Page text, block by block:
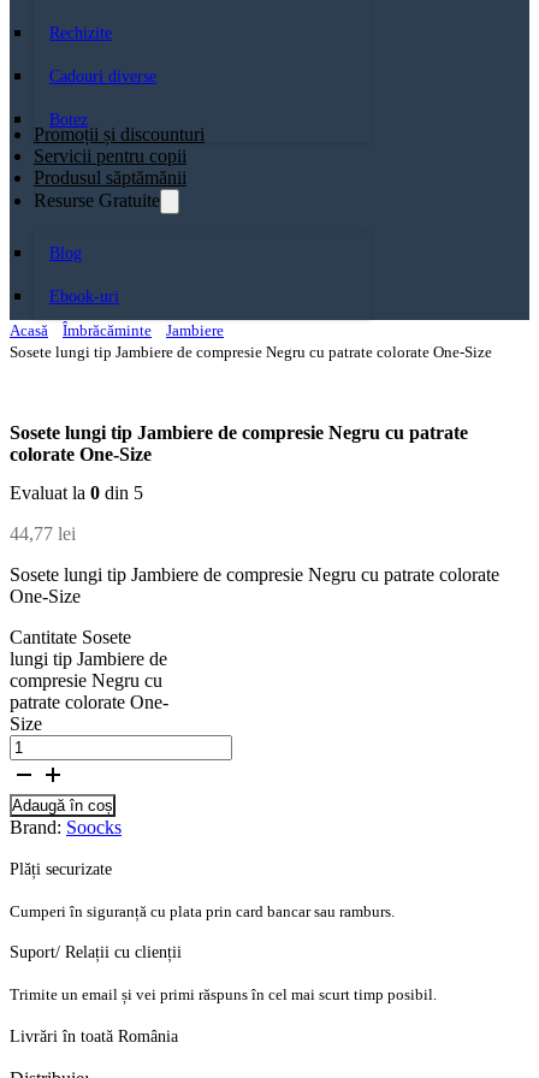
Rechizite
Cadouri diverse
Botez
Promoții și discounturi
Servicii pentru copii
Produsul săptămănii
Resurse Gratuite
Blog
Ebook-uri
Acasă
Îmbrăcăminte
Jambiere
Sosete lungi tip Jambiere de compresie Negru cu patrate colorate One-Size
Sosete lungi tip Jambiere de compresie Negru cu patrate
colorate One-Size
Evaluat la 0 din 5
44,77 lei
Sosete lungi tip Jambiere de compresie Negru cu patrate colorate
One-Size
Cantitate Sosete
lungi tip Jambiere de
compresie Negru cu
patrate colorate One-
Size
Adaugă în coș
Brand: Soocks
Plăți securizate
Cumperi în siguranță cu plata prin card bancar sau ramburs.
Suport/ Relații cu clienții
Trimite un email și vei primi răspuns în cel mai scurt timp posibil.
Livrări în toată România